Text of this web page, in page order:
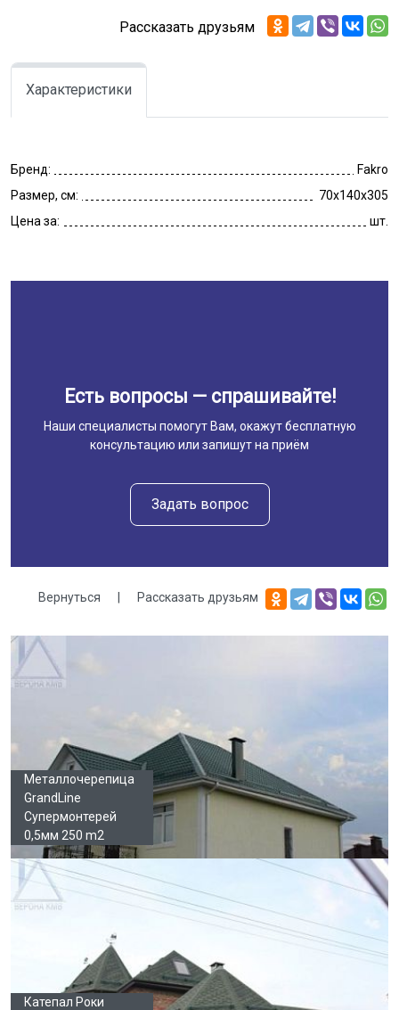
Рассказать друзьям
Характеристики
Бренд:
Fakro
Размер, см:
70x140x305
Цена за:
шт.
Есть вопросы — спрашивайте!
Наши специалисты помогут Вам, окажут бесплатную
консультацию или запишут на приём
Задать вопрос
Вернуться | Рассказать друзьям
Галерея
Металлочерепица
GrandLine
Супермонтерей
0,5мм 250 m2
Катепал Роки